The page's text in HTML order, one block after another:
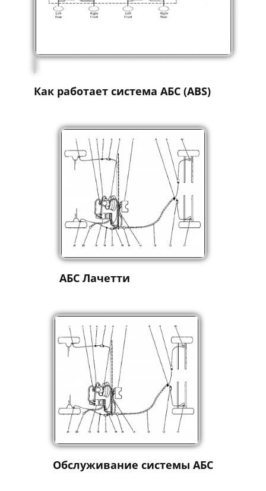
Как работает система АБС (ABS)
АБС Лачетти
Обслуживание системы АБС